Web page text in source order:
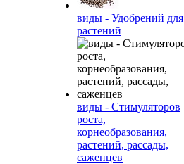
виды - Удобрений для
растений
виды - Стимуляторов
роста,
корнеобразования,
растений, рассады,
саженцев